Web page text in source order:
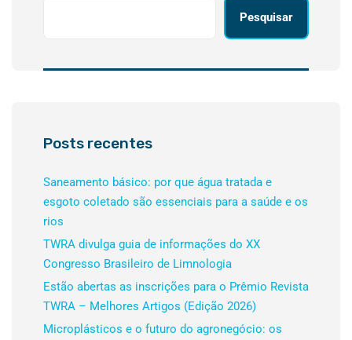
Pesquisar
Posts recentes
Saneamento básico: por que água tratada e
esgoto coletado são essenciais para a saúde e os
rios
TWRA divulga guia de informações do XX
Congresso Brasileiro de Limnologia
Estão abertas as inscrições para o Prêmio Revista
TWRA – Melhores Artigos (Edição 2026)
Microplásticos e o futuro do agronegócio: os